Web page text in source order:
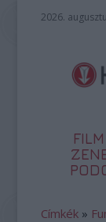
2026.
FILM
Címkék »